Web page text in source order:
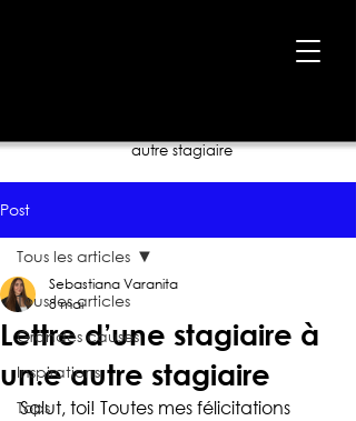
autre stagiaire
Post
Tous les articles
Grandes causes
Inspirations
Tops
Tous les articles
Lettre d’une stagiaire à
un.e autre stagiaire
Sebastiana Varanita
8 mai
Salut, toi! Toutes mes félicitations